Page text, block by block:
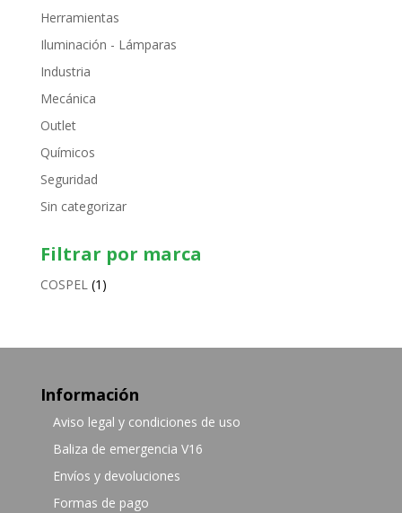
Herramientas
Iluminación - Lámparas
Industria
Mecánica
Outlet
Químicos
Seguridad
Sin categorizar
Filtrar por marca
COSPEL (1)
Información
Aviso legal y condiciones de uso
Baliza de emergencia V16
Envíos y devoluciones
Formas de pago